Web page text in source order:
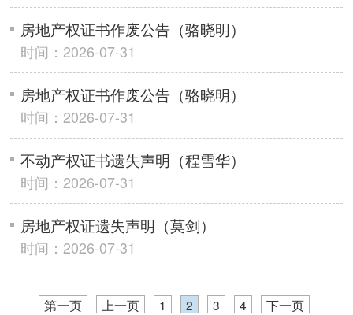
房地产权证书作废公告（骆晓明）
时间：2026-07-31
房地产权证书作废公告（骆晓明）
时间：2026-07-31
不动产权证书遗失声明（程雪华）
时间：2026-07-31
房地产权证遗失声明（莫剑）
时间：2026-07-31
第一页 上一页 1 2 3 4
下一页